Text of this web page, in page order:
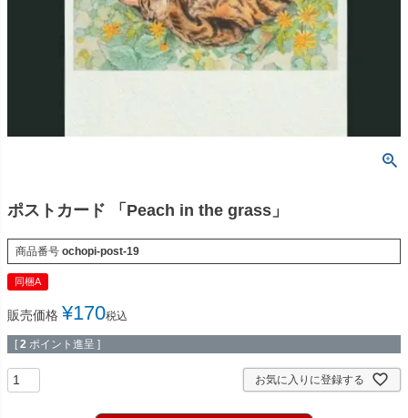
ポストカード 「Peach in the grass」
商品番号 ochopi-post-19
同梱A
販売価格 ¥170税込
[ 2 ポイント進呈 ]
お気に入りに登録する